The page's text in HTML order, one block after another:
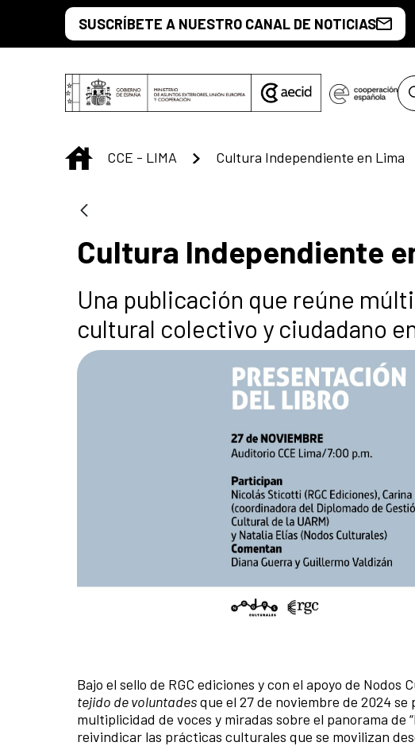
Saltar al contenido principal
SUSCRÍBETE A NUESTRO CANAL DE NOTICIAS
INICIO
CCE - LIMA Cultura Independiente en Lima
Cultura Independiente
Una publicación que reúne
cultural colectivo y ciudadano
Bajo el sello de RGC ediciones y con el apoyo de Nodos
tejido de voluntadesque el 27 de noviembre de 2024
multiplicidad de voces y miradas sobre el panorama de
reivindicar las prácticas culturales que se movilizan